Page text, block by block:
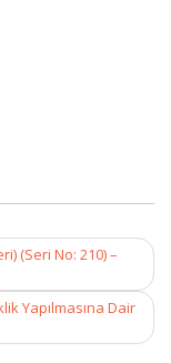
(Seri No: 210) –
Yapılmasına Dair